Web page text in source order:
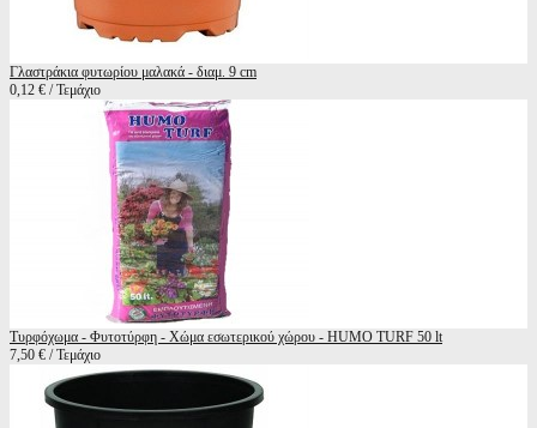
Γλαστράκια φυτωρίου μαλακά - διαμ. 9 cm
0,12 € / Τεμάχιο
Τυρφόχωμα - Φυτοτύρφη - Χώμα εσωτερικού χώρου - HUMO TURF 50 lt
7,50 € / Τεμάχιο